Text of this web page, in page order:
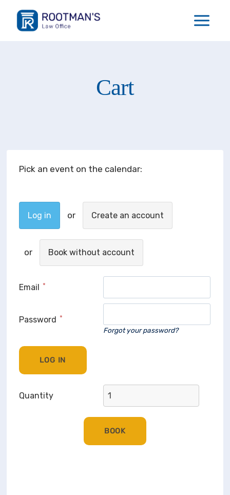
содержимому
Cart
Pick an event on the calendar:
Log in Create an account
Book without account
Email
Password
Forgot your password?
Quantity